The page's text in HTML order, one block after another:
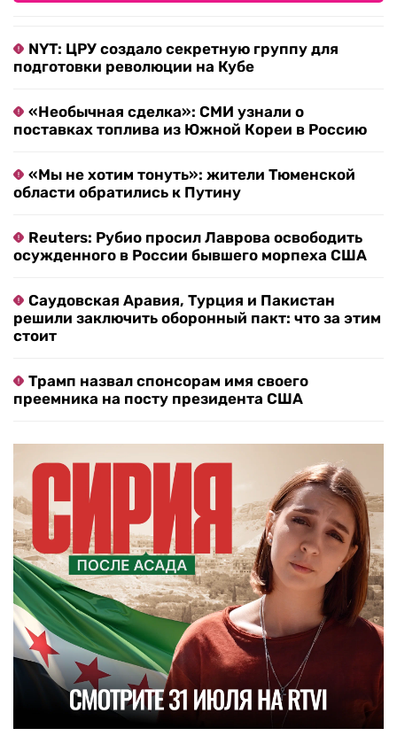
NYT: ЦРУ создало секретную группу для
подготовки революции на Кубе
«Необычная сделка»: СМИ узнали о
поставках топлива из Южной Кореи в Россию
«Мы не хотим тонуть»: жители Тюменской
области обратились к Путину
Reuters: Рубио просил Лаврова освободить
осужденного в России бывшего морпеха США
Саудовская Аравия, Турция и Пакистан
решили заключить оборонный пакт: что за этим
стоит
Трамп назвал спонсорам имя своего
преемника на посту президента США